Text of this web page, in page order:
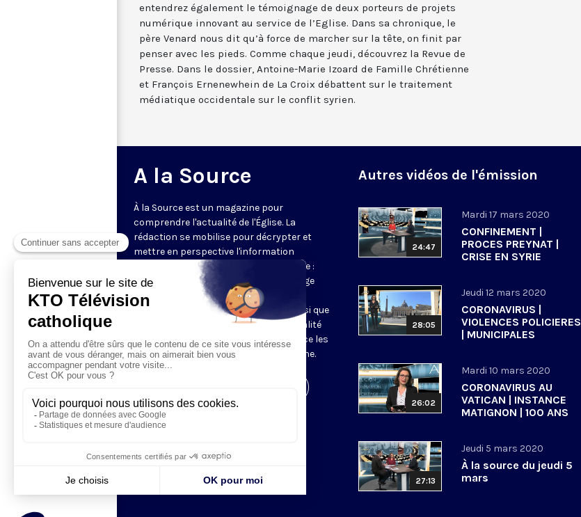
entendrez également le témoignage de deux porteurs de projets
numérique innovant au service de l’Eglise. Dans sa chronique, le
père Venard nous dit qu’à force de marcher sur la tête, on finit par
penser avec les pieds. Comme chaque jeudi, découvrez la Revue de
Presse. Dans le dossier, Antoine-Marie Izoard de Famille Chrétienne
et François Ernenewhein de La Croix débattent sur le traitement
médiatique occidentale sur le conflit syrien.
A la Source
À la Source est un magazine pour
comprendre l'actualité de l'Église. La
rédaction se mobilise pour décrypter et
mettre en perspective l'information
religieuse de la semaine. Au programme :
reportages, revue de presse, décryptage
d'experts, analyses des directeurs de
rédaction de la presse chrétienne, ainsi que
tour à tour, le regard décalé sur l'actualité
des chroniqueurs. Retrouvez À la Source les
mardi et jeudi à 21h45 sur notre antenne.
Autres vidéos de l'émission
24:47
Mardi 17 mars 2020
CONFINEMENT |
PROCES PREYNAT |
CRISE EN SYRIE
28:05
Jeudi 12 mars 2020
CORONAVIRUS |
VIOLENCES POLICIERES
| MUNICIPALES
26:02
Mardi 10 mars 2020
CORONAVIRUS AU
VATICAN | INSTANCE
MATIGNON | 100 ANS
27:13
Jeudi 5 mars 2020
À la source du jeudi 5
mars